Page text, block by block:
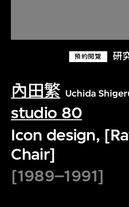
預約閱覽 研
內田繁 Uchida
studio 80
Icon design,
Chair]
[1989–1991]
關於M+藏品
探索世界頂級的二十及
文化藏品。